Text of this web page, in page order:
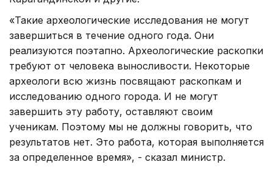
«Такие археологические исследования не могут
завершиться в течение одного года. Они
реализуются поэтапно. Археологические раскопки
требуют от человека выносливости. Некоторые
археологи всю жизнь посвящают раскопкам и
исследованию одного города. И не могут
завершить эту работу, оставляют своим
ученикам. Поэтому мы не должны говорить, что
результатов нет. Это работа, которая выполняется
за определенное время», - сказал министр.